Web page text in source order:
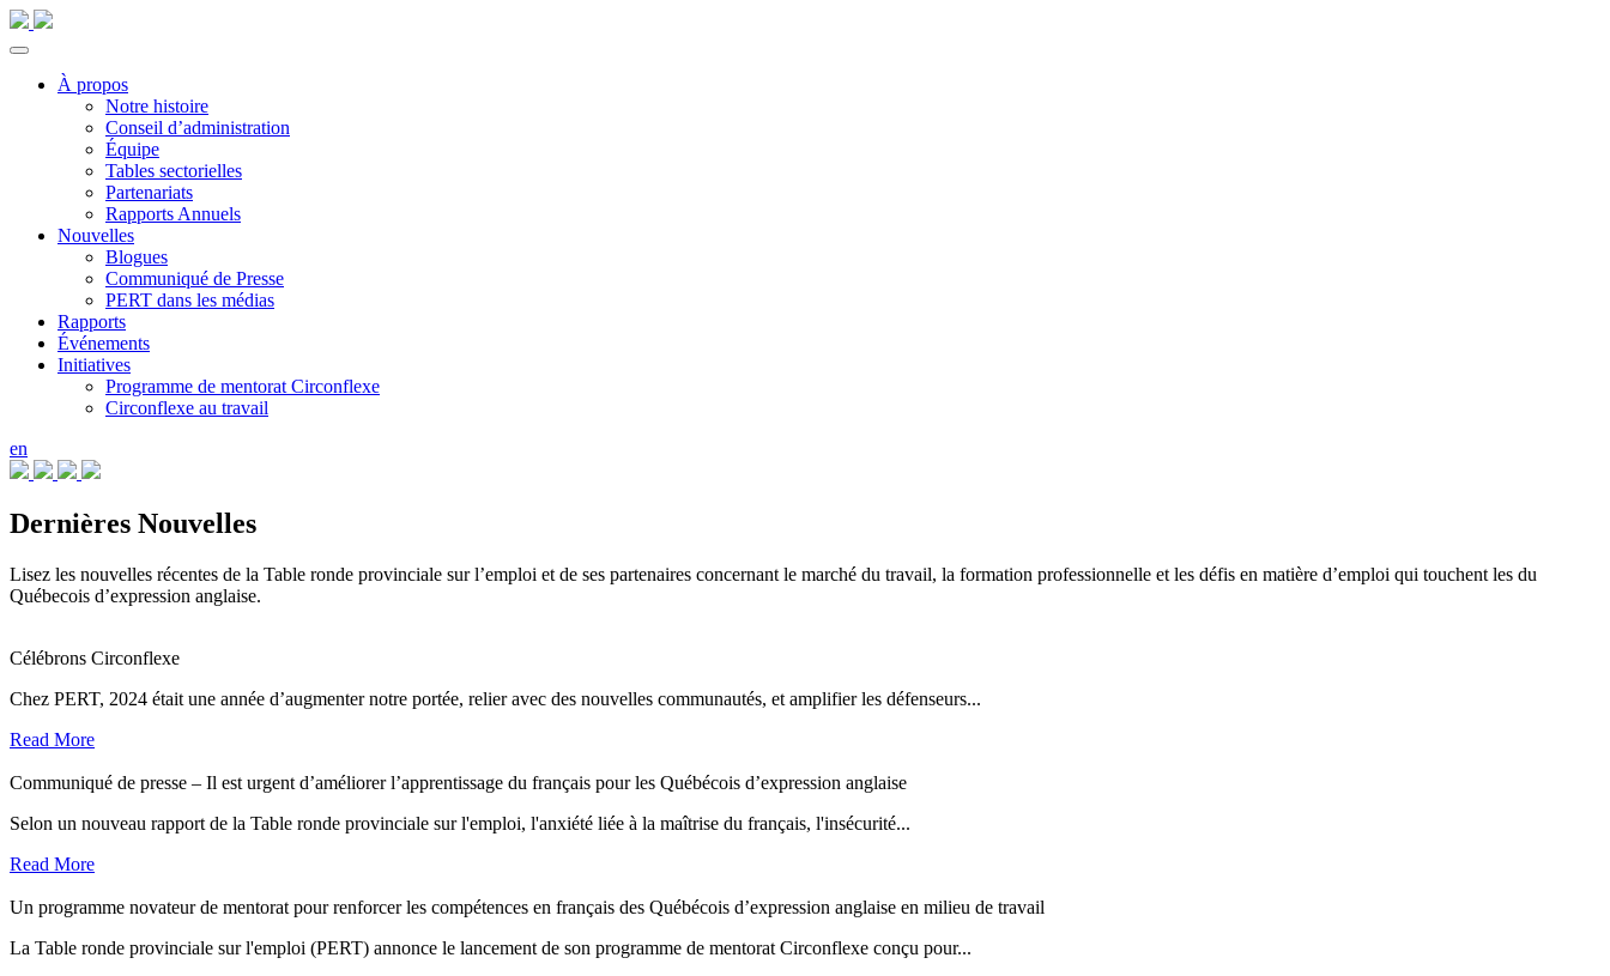
À propos
Notre histoire
Conseil d’administration
Équipe
Tables sectorielles
Partenariats
Rapports Annuels
Nouvelles
Blogues
Communiqué de Presse
PERT dans les médias
Rapports
Événements
Initiatives
Programme de mentorat Circonflexe
Circonflexe au travail
en
Dernières Nouvelles
Lisez les nouvelles récentes de la Table ronde provinciale sur l’emploi et de ses partenaires concernant le marché du travail, la formation professionnelle et les défis en matière d’emploi qui touchent les du
Québecois d’expression anglaise.
Célébrons Circonflexe
Chez PERT, 2024 était une année d’augmenter notre portée, relier avec des nouvelles communautés, et amplifier les défenseurs...
Read More
Communiqué de presse – Il est urgent d’améliorer l’apprentissage du français pour les Québécois d’expression anglaise
Selon un nouveau rapport de la Table ronde provinciale sur l'emploi, l'anxiété liée à la maîtrise du français, l'insécurité...
Read More
Un programme novateur de mentorat pour renforcer les compétences en français des Québécois d’expression anglaise en milieu de travail
La Table ronde provinciale sur l'emploi (PERT) annonce le lancement de son programme de mentorat Circonflexe conçu pour...